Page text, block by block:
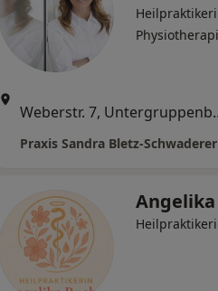
Praxis Sandra Bletz-